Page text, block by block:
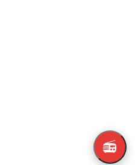
📻